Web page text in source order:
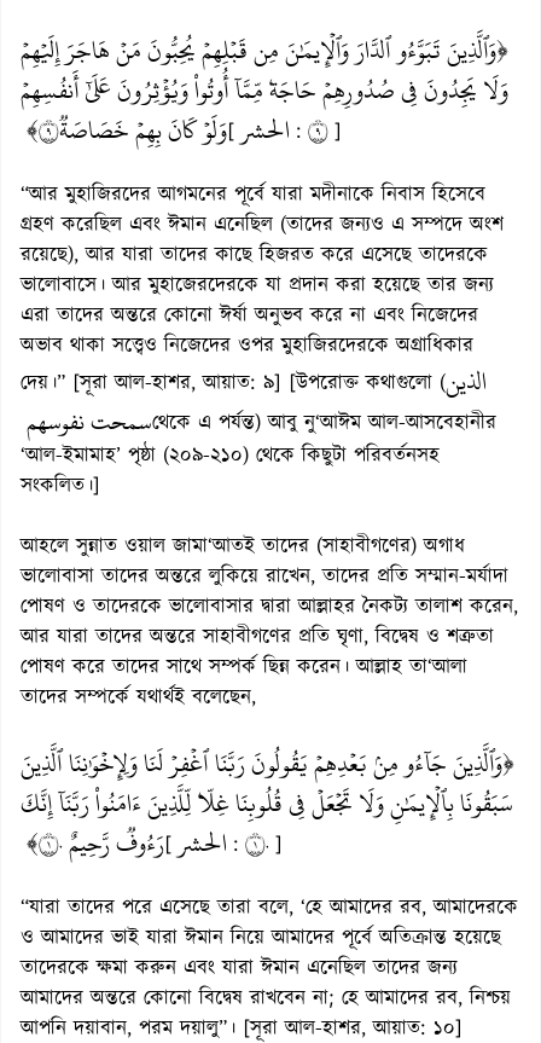
﴿وَٱلَّذِينَ تَبَوَّءُو ٱلدَّارَ وَٱلۡإِيمَٰنَ مِن قَبۡلِهِمۡ يُحِبُّونَ مَنۡ هَاجَرَ إِلَيۡهِمۡ
وَلَا يَجِدُونَ فِي صُدُورِهِمۡ حَاجَةٗ مِّمَّآ أُوتُواْ وَيُؤۡثِرُونَ عَلَىٰٓ أَنفُسِهِمۡ
وَلَوۡ كَانَ بِهِمۡ خَصَاصَةٞ٩﴾[الحشر : ]
“আর মুহাজিরদের আগমনের পূর্বে যারা মদীনাকে নিবাস হিসেবে
গ্রহণ করেছিল এবং ঈমান এনেছিল (তাদের জন্যও এ সম্পদে অংশ
রয়েছে), আর যারা তাদের কাছে হিজরত করে এসেছে তাদেরকে
ভালোবাসে। আর মুহাজেরদেরকে যা প্রদান করা হয়েছে তার জন্য
এরা তাদের অন্তরে কোনো ঈর্ষা অনুভব করে না এবং নিজেদের
অভাব থাকা সত্ত্বেও নিজেদের ওপর মুহাজিরদেরকে অগ্রাধিকার
দেয়।” [সূরা আল-হাশর, আয়াত: ৯] [উপরোক্ত কথাগুলো (الذين
سمحت نفوسهمথেকে এ পর্যন্ত) আবু নু‘আঈম আল-আসবেহানীর
‘আল-ইমামাহ’ পৃষ্ঠা (২০৯-২১০) থেকে কিছুটা পরিবর্তনসহ
সংকলিত।]
আহলে সুন্নাত ওয়াল জামা‘আতই তাদের (সাহাবীগণের) অগাধ
ভালোবাসা তাদের অন্তরে লুকিয়ে রাখেন, তাদের প্রতি সম্মান-মর্যাদা
পোষণ ও তাদেরকে ভালোবাসার দ্বারা আল্লাহর নৈকট্য তালাশ করেন,
আর যারা তাদের অন্তরে সাহাবীগণের প্রতি ঘৃণা, বিদ্বেষ ও শত্রুতা
পোষণ করে তাদের সাথে সম্পর্ক ছিন্ন করেন। আল্লাহ তা‘আলা
তাদের সম্পর্কে যথার্থই বলেছেন,
﴿وَٱلَّذِينَ جَآءُو مِنۢ بَعۡدِهِمۡ يَقُولُونَ رَبَّنَا ٱغۡفِرۡ لَنَا وَلِإِخۡوَٰنِنَا ٱلَّذِينَ
سَبَقُونَا بِٱلۡإِيمَٰنِ وَلَا تَجۡعَلۡ فِي قُلُوبِنَا غِلّٗا لِّلَّذِينَ ءَامَنُواْ رَبَّنَآ إِنَّكَ
رَءُوفٞ رَّحِيمٌ ١٠﴾[الحشر : ]
“যারা তাদের পরে এসেছে তারা বলে, ‘হে আমাদের রব, আমাদেরকে
ও আমাদের ভাই যারা ঈমান নিয়ে আমাদের পূর্বে অতিক্রান্ত হয়েছে
তাদেরকে ক্ষমা করুন এবং যারা ঈমান এনেছিল তাদের জন্য
আমাদের অন্তরে কোনো বিদ্বেষ রাখবেন না; হে আমাদের রব, নিশ্চয়
আপনি দয়াবান, পরম দয়ালু”। [সূরা আল-হাশর, আয়াত: ১০]